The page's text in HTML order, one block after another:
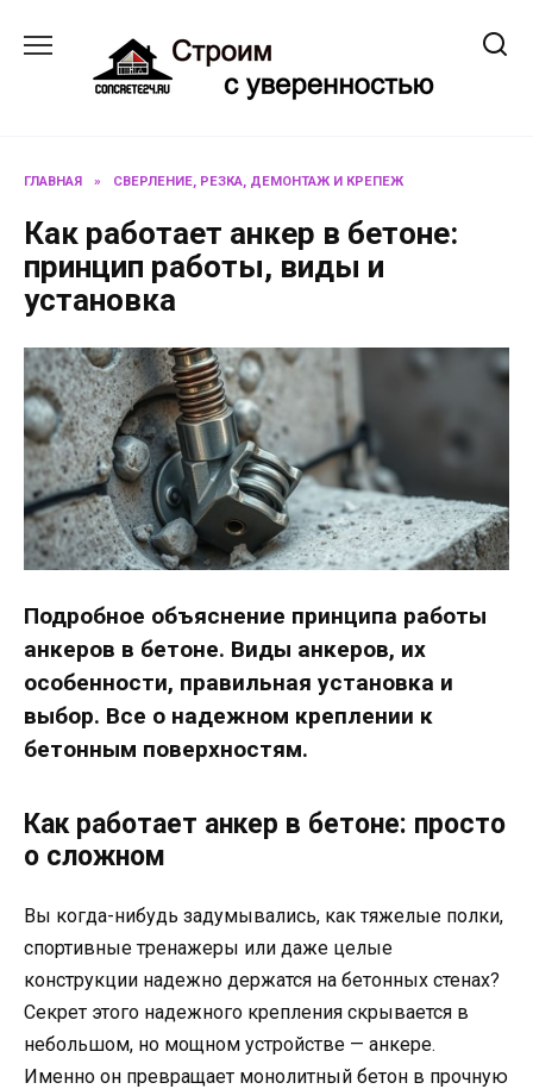
содержанию
ГЛАВНАЯ » СВЕРЛЕНИЕ, РЕЗКА, ДЕМОНТАЖ И КРЕПЕЖ
Как работает анкер в бетоне:
принцип работы, виды и
установка
Подробное объяснение принципа работы
анкеров в бетоне. Виды анкеров, их
особенности, правильная установка и
выбор. Все о надежном креплении к
бетонным поверхностям.
Как работает анкер в бетоне: просто
о сложном
Вы когда-нибудь задумывались, как тяжелые полки,
спортивные тренажеры или даже целые
конструкции надежно держатся на бетонных стенах?
Секрет этого надежного крепления скрывается в
небольшом, но мощном устройстве — анкере.
Именно он превращает монолитный бетон в прочную